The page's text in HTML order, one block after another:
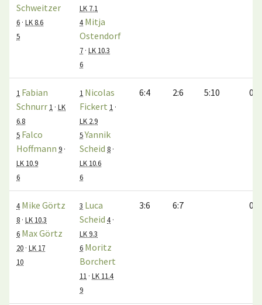
Schweitzer
6 · LK 8.6
5
LK 7.1
4 Mitja
Ostendorf
7 · LK 10.3
6
1 Fabian
Schnurr 1 · LK
6.8
5 Falco
Hoffmann 9 ·
LK 10.9
6
1 Nicolas
Fickert 1 ·
LK 2.9
5Yannik
Scheid 8 ·
LK 10.6
6
6:4 2:6 5:10 0:1
4 Mike Görtz
8 · LK 10.3
6 Max Görtz
20 · LK 17
10
3 Luca
Scheid 4 ·
LK 9.3
6 Moritz
Borchert
11 · LK 11.4
9
3:6 6:7 0:1